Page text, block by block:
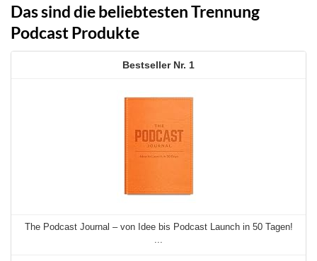
Das sind die beliebtesten Trennung
Podcast Produkte
1
The Podcast Journal – von Idee bis Podcast Launch in 50 Tagen!
...